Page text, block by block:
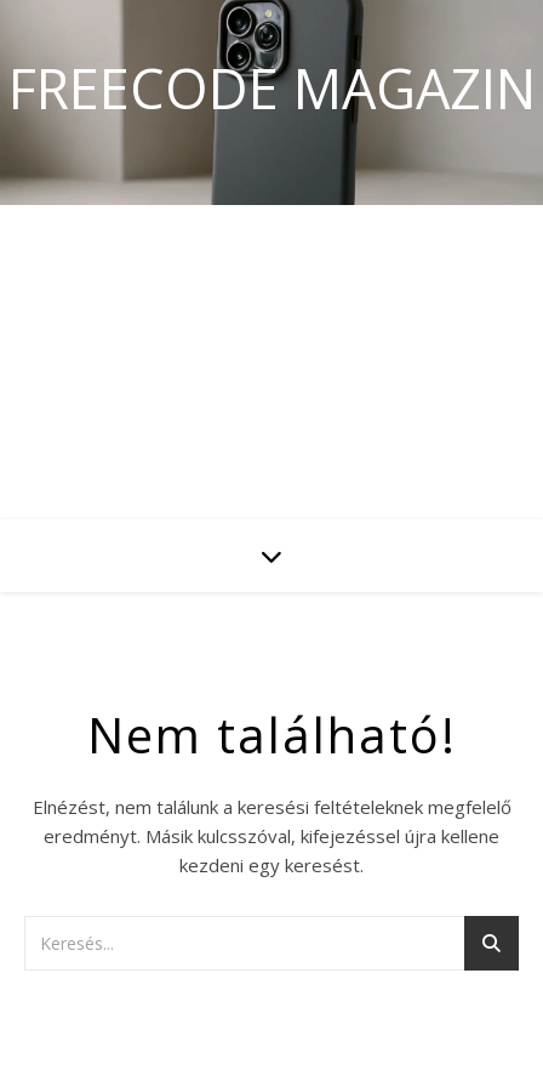
FREECODE MAGAZIN
Nem található!
Elnézést, nem találunk a keresési feltételeknek megfelelő
eredményt. Másik kulcsszóval, kifejezéssel újra kellene
kezdeni egy keresést.